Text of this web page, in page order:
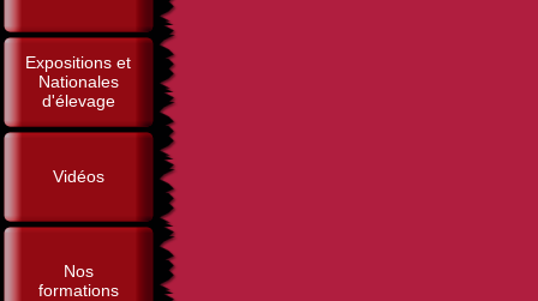
Expositions et
Nationales
d'élevage
Vidéos
Nos
formations